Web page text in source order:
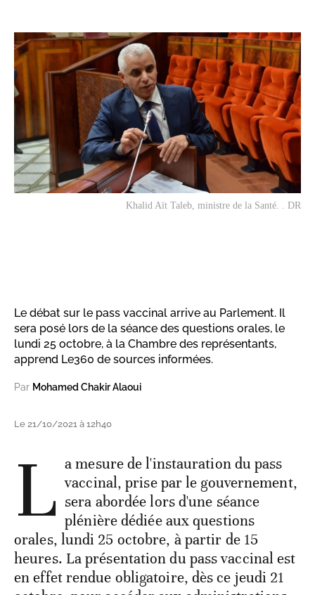
Khalid Aït Taleb, ministre de la Santé. . DR
Le débat sur le pass vaccinal arrive au Parlement. Il
sera posé lors de la séance des questions orales, le
lundi 25 octobre, à la Chambre des représentants,
apprend Le360 de sources informées.
Par Mohamed Chakir Alaoui
Le 21/10/2021 à 12h40
L a mesure de l'instauration du pass
vaccinal, prise par le gouvernement,
sera abordée lors d'une séance
plénière dédiée aux questions
orales, lundi 25 octobre, à partir de 15
heures. La présentation du pass vaccinal est
en effet rendue obligatoire, dès ce jeudi 21